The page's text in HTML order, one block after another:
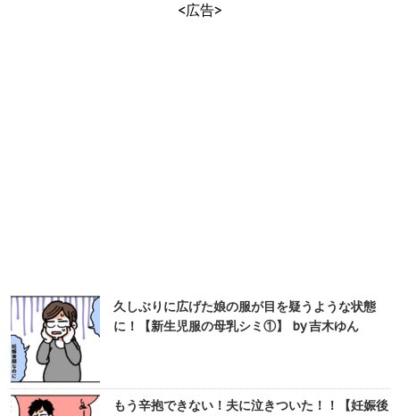
<広告>
久しぶりに広げた娘の服が目を疑うような状態
に！【新生児服の母乳シミ①】 by 吉木ゆん
もう辛抱できない！夫に泣きついた！！【妊娠後